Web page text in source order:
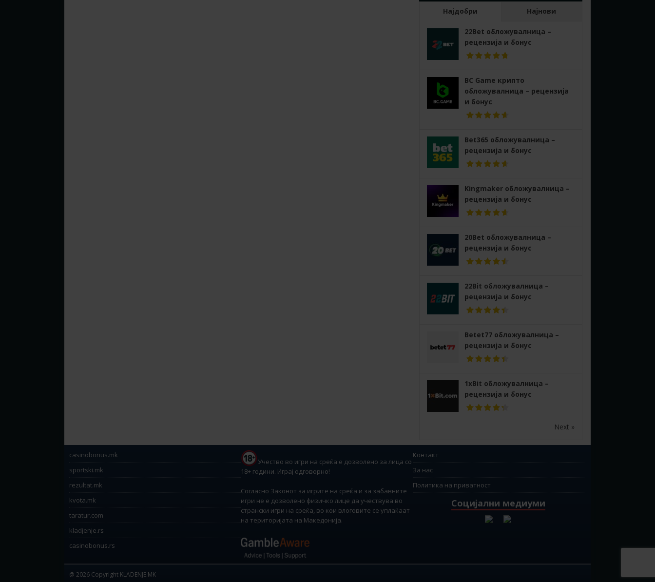
Најдобри Најнови
22Bet обложувалница –
рецензија и бонус
BC Game крипто
обложувалница – рецензија
и бонус
Bet365 обложувалница –
рецензија и бонус
Kingmaker обложувалница –
рецензија и бонус
20Bet обложувалница –
рецензија и бонус
22Bit обложувалница –
рецензија и бонус
Betet77 обложувалница –
рецензија и бонус
1xBit обложувалница –
рецензија и бонус
Next »
casinobonus.mk
sportski.mk
rezultat.mk
kvota.mk
taratur.com
kladjenje.rs
casinobonus.rs
Учество во игри на среќа е дозволено за лица со
18+ години. Играј одговорно!
Согласно Законот за игрите на среќа и за забавните
игри не е дозволено физичко лице да учествува во
странски игри на среќа, во кои влоговите се уплаќаат
на територијата на Македонија.
Контакт
За нас
Политика на приватност
Социјални медиуми
@ 2026 Copyright KLADENJE.MK